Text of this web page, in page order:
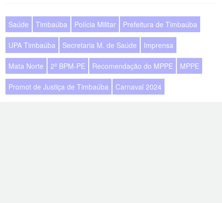
Saúde Timbaúba Polícia Militar Prefeitura de Timbaúba
UPA Timbaúba Secretaria M. de Saúde Imprensa
Mata Norte 2º BPM-PE Recomendação do MPPE MPPE
Promot de Justiça de Timbaúba Carnaval 2024